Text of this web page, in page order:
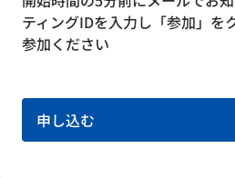
ティングIDを入力し「参加」を
参加ください
申し込む